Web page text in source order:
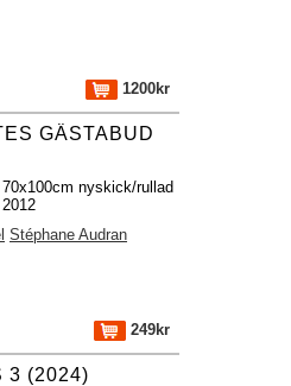
1200kr
GÄSTABUD
nyskick/rullad
Stéphane Audran
249kr
3 (2024)